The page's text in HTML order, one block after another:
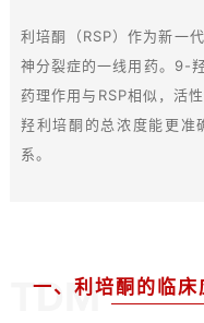
利培酮（RSP）作为新一
神分裂症的一线用药。9-
药理作用与RSP相似，活
羟利培酮的总浓度能更准
系。
一、利培酮的临床
TDM